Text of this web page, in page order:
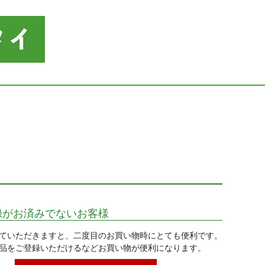
お済みでないお客様
いただきますと、二度目のお買い物時にとても便利です。
をご登録いただけるなどお買い物が便利になります。